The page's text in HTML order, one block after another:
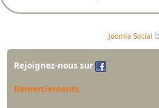
Joomla Social
Rejoignez-nous sur
Remerciements